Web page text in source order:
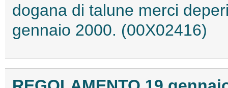
dogana di talune merci
gennaio 2000. (00X02416)